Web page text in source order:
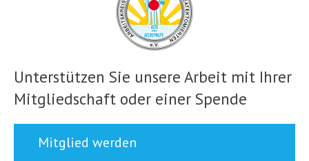
Unterstützen Sie unsere Arbeit mit Ihrer
Mitgliedschaft oder einer Spende
Mitglied werden